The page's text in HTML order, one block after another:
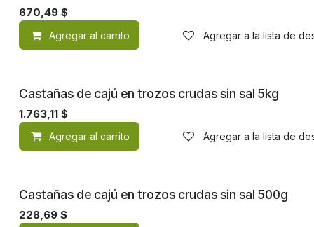
670,49 $
Agregar al carrito Agregar a la lista de
Castañas de cajú en trozos crudas sin sal 5kg
1.763,11 $
Agregar al carrito Agregar a la lista de
Castañas de cajú en trozos crudas sin sal 500g
228,69 $